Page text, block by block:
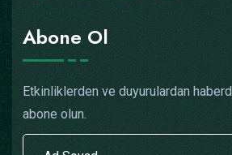
Abone Ol
Etkinliklerden ve duyurulardan
abone olun.